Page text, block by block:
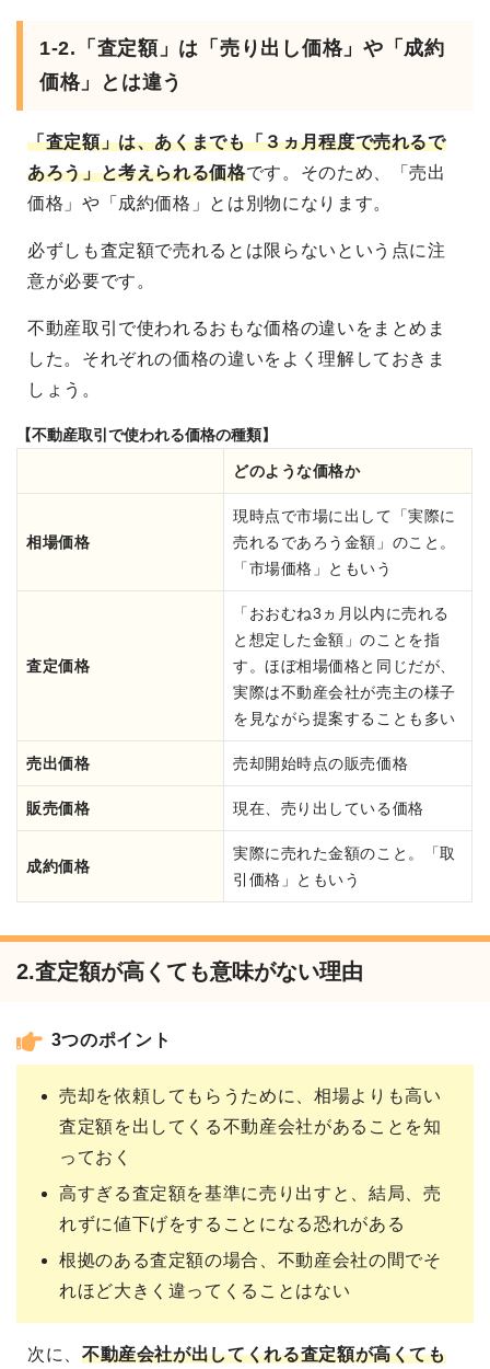
1-2.「査定額」は「売り出し価格」や「成約
価格」とは違う
「査定額」は、あくまでも「３ヵ月程度で売れるで
あろう」と考えられる価格です。そのため、「売出
価格」や「成約価格」とは別物になります。
必ずしも査定額で売れるとは限らないという点に注
意が必要です。
不動産取引で使われるおもな価格の違いをまとめま
した。それぞれの価格の違いをよく理解しておきま
しょう。
【不動産取引で使われる価格の種類】
どのような価格か
相場価格
現時点で市場に出して「実際に
売れるであろう金額」のこと。
「市場価格」ともいう
査定価格
「おおむね3ヵ月以内に売れる
と想定した金額」のことを指
す。ほぼ相場価格と同じだが、
実際は不動産会社が売主の様子
を見ながら提案することも多い
売出価格 売却開始時点の販売価格
販売価格 現在、売り出している価格
成約価格
実際に売れた金額のこと。「取
引価格」ともいう
2.査定額が高くても意味がない理由
3つのポイント
売却を依頼してもらうために、相場よりも高い
査定額を出してくる不動産会社があることを知
っておく
高すぎる査定額を基準に売り出すと、結局、売
れずに値下げをすることになる恐れがある
根拠のある査定額の場合、不動産会社の間でそ
れほど大きく違ってくることはない
次に、 不動産会社が出してくれる査定額が高くても